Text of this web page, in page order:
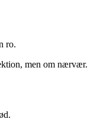
ro.
men om nærvær.